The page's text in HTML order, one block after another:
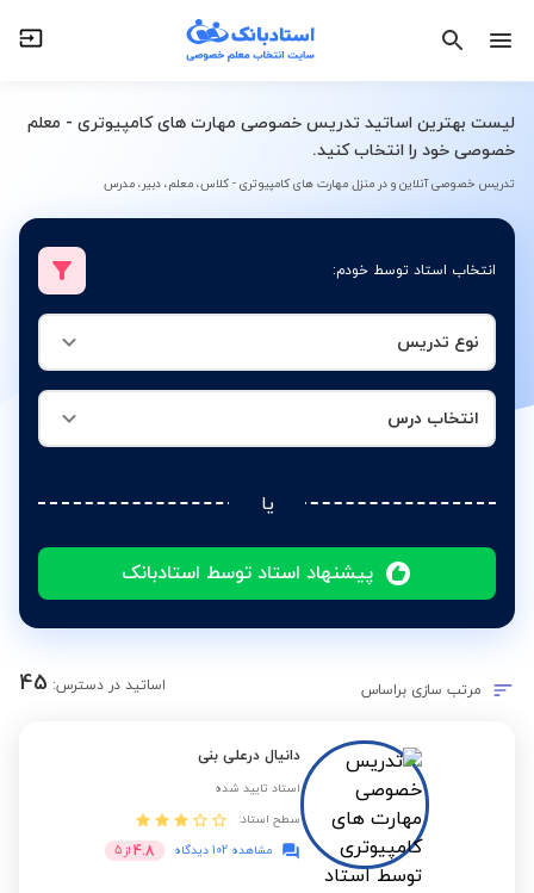
لیست بهترین اساتید تدریس خصوصی مهارت های کامپیوتری - معلم
خصوصی خود را انتخاب کنید.
تدریس خصوصی آنلاین و در منزل مهارت های کامپیوتری - کلاس، معلم، دبیر، مدرس
انتخاب استاد توسط خودم:
نوع تدریس
انتخاب درس
یا
پیشنهاد استاد توسط استادبانک
انتخاب درس
مرتب سازی براساس اساتید در دسترس: 45
دانیال درعلی بنی
استاد تایید شده
سطح استاد:
مشاهده 102 دیدگاه
4.8 از 5